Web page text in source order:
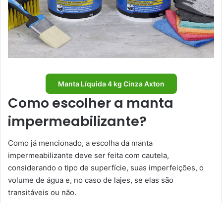
Manta Líquida 4 kg Cinza Axton
Como escolher a manta
impermeabilizante?
Como já mencionado, a escolha da manta
impermeabilizante deve ser feita com cautela,
considerando o tipo de superfície, suas imperfeições, o
volume de água e, no caso de lajes, se elas são
transitáveis ou não.